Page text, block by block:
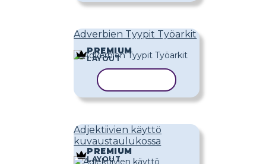
Adverbien Tyypit Työarkit
PREMIUM
LAYOUT
Adjektiivien käyttö
kuvaustaulukossa
PREMIUM
LAYOUT